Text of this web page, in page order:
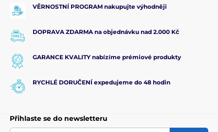
VĚRNOSTNÍ PROGRAM nakupujte výhodněji
DOPRAVA ZDARMA na objednávku nad 2.000 Kč
GARANCE KVALITY nabízíme prémiové produkty
RYCHLÉ DORUČENÍ expedujeme do 48 hodin
Přihlaste se do newsletteru